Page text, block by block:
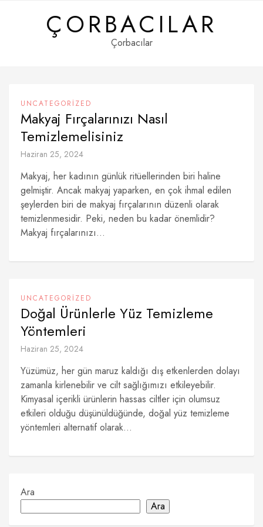
ÇORBACILAR
Çorbacılar
UNCATEGORIZED
Makyaj Fırçalarınızı Nasıl
Temizlemelisiniz
Haziran 25, 2024
Makyaj, her kadının günlük ritüellerinden biri haline
gelmiştir. Ancak makyaj yaparken, en çok ihmal edilen
şeylerden biri de makyaj fırçalarının düzenli olarak
temizlenmesidir. Peki, neden bu kadar önemlidir?
Makyaj fırçalarınızı...
UNCATEGORIZED
Doğal Ürünlerle Yüz Temizleme
Yöntemleri
Haziran 25, 2024
Yüzümüz, her gün maruz kaldığı dış etkenlerden dolayı
zamanla kirlenebilir ve cilt sağlığımızı etkileyebilir.
Kimyasal içerikli ürünlerin hassas ciltler için olumsuz
etkileri olduğu düşünüldüğünde, doğal yüz temizleme
yöntemleri alternatif olarak...
Ara
Ara